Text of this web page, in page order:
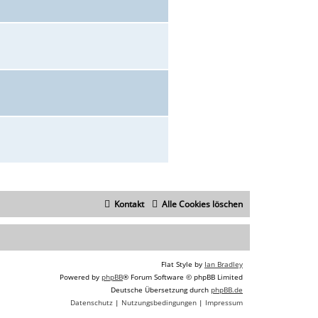
Alle Cookies löschen
Kontakt
Flat Style by Ian Bradley
Powered by phpBB® Forum Software © phpBB Limited
Deutsche Übersetzung durch phpBB.de
Datenschutz | Nutzungsbedingungen | Impressum